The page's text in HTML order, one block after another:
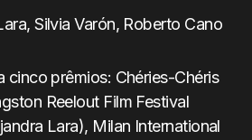
Silvia Varón, Roberto Cano
cinco prêmios: Chéries-Chéris
Reelout Film Festival
Lara), Milan International